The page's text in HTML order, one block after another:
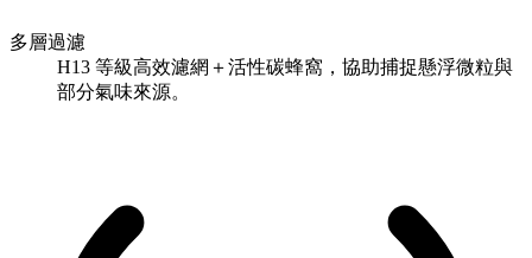
多層過濾
H13 等級高效濾網＋活性碳蜂窩，協助捕捉懸浮微粒與
部分氣味來源。